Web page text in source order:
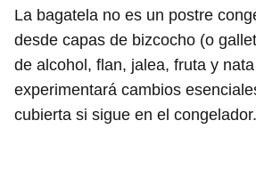
La bagatela no es un postre
desde capas de bizcocho (o
de alcohol, flan, jalea, fruta y
experimentará cambios
cubierta si sigue en el congelador.